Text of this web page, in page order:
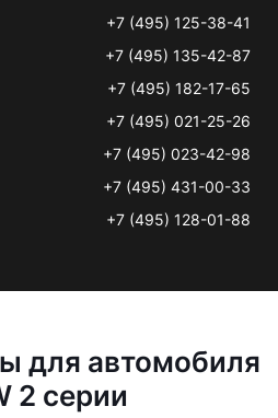
+7 (495) 125-38-41
+7 (495) 135-42-87
+7 (495) 182-17-65
+7 (495) 021-25-26
+7 (495) 023-42-98
+7 (495) 431-00-33
+7 (495) 128-01-88
для автомобиля
2 серии